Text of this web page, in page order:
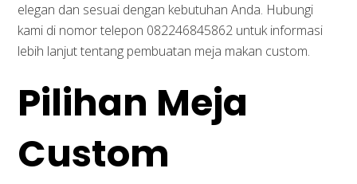
elegan dan sesuai dengan kebutuhan Anda. Hubungi
kami di nomor telepon 082246845862 untuk informasi
lebih lanjut tentang pembuatan meja makan custom.
Pilihan Meja
Custom